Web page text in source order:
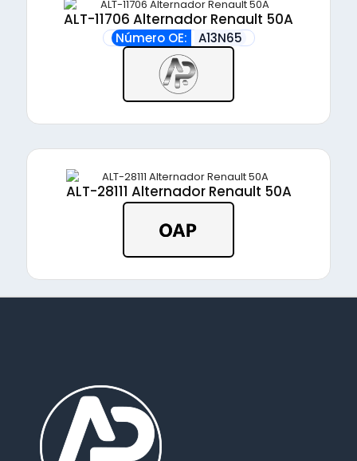
ALT-11706 Alternador Renault 50A
Número OE: A13N65
ALT-28111 Alternador Renault 50A